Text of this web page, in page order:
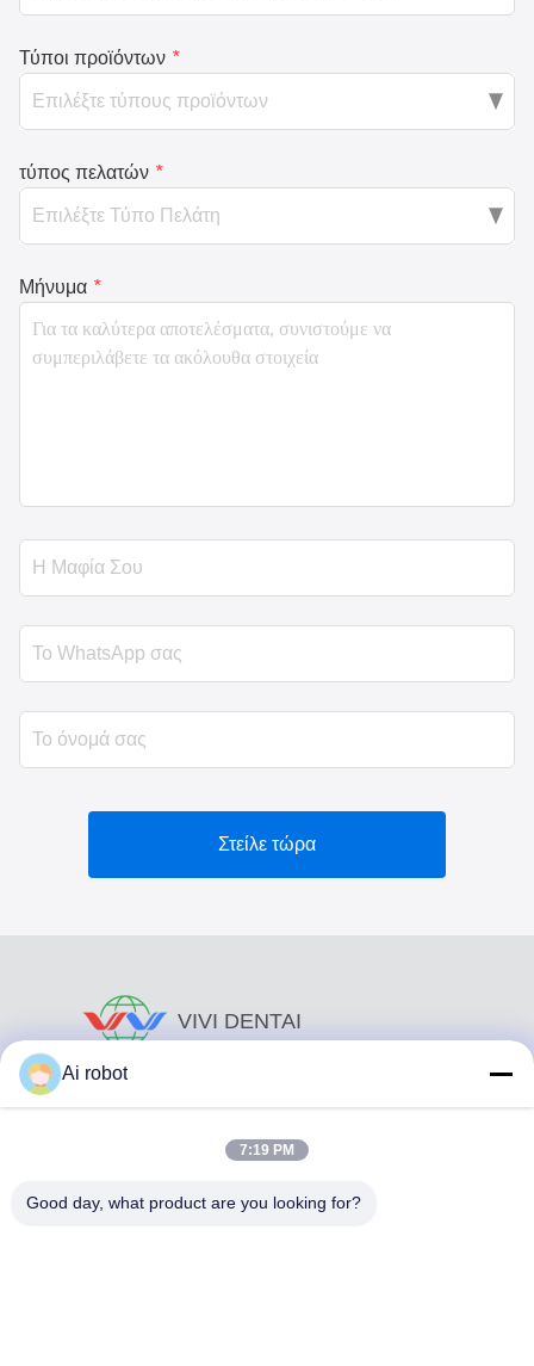
Τύποι προϊόντων *
τύπος πελατών *
Μήνυμα *
Στείλε τώρα
VIVI DENTAI
Ai robot
7:19 PM
Good day, what product are you looking for?